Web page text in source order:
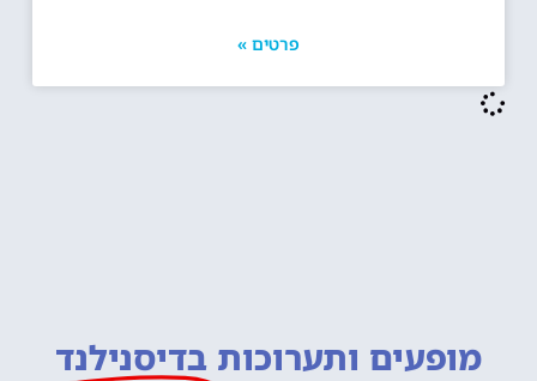
פרטים »
מופעים ותערוכות בדיסנילנד